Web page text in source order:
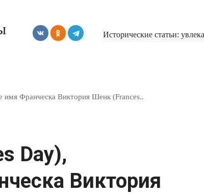
Исторические статьи:
имя Франческа Виктория Шенк (Frances..
Day),
Виктория